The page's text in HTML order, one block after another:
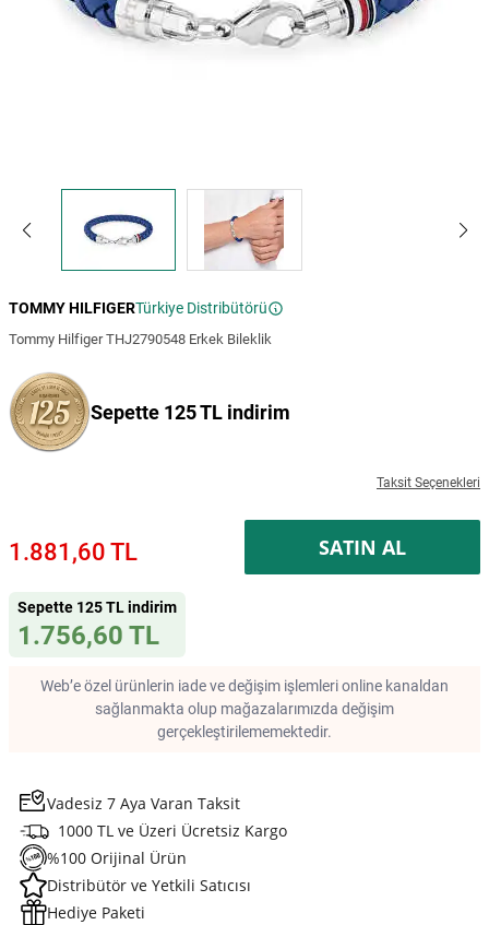
TOMMY HILFIGERTürkiye Distribütörü
Tommy Hilfiger THJ2790548 Erkek Bileklik
Sepette 125 TL indirim
Taksit Seçenekleri
1.881,60 TL SATIN AL
Sepette 125 TL indirim
1.756,60 TL
Web’e özel ürünlerin iade ve değişim işlemleri online kanaldan
sağlanmakta olup mağazalarımızda değişim
gerçekleştirilememektedir.
Vadesiz 7 Aya Varan Taksit
1000 TL ve Üzeri Ücretsiz Kargo
%100 Orijinal Ürün
Distribütör ve Yetkili Satıcısı
Hediye Paketi